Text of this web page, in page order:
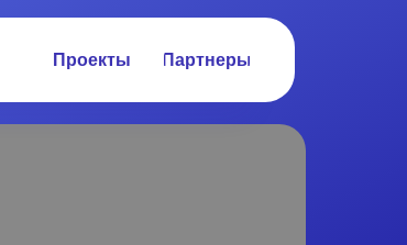
Проекты Партнеры